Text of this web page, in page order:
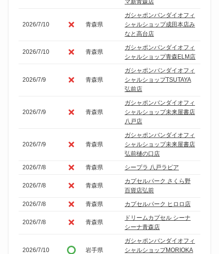
2026/7/10 青森県
ガシャポンバンダイオフィ
シャルショップ成田本店み
なと高台店
2026/7/10 青森県
ガシャポンバンダイオフィ
シャルショップ青森ELM店
2026/7/9 青森県
ガシャポンバンダイオフィ
シャルショップTSUTAYA
弘前店
2026/7/9 青森県
ガシャポンバンダイオフィ
シャルショップ未来屋書店
八戸店
2026/7/9 青森県
ガシャポンバンダイオフィ
シャルショップ未来屋書店
弘前樋の口店
2026/7/8
青森県 シープラ 八戸ラピア
2026/7/8 青森県
カプセルパーク さくら野
百貨店弘前
2026/7/8
青森県 カプセルパーク ヒロロ店
2026/7/8 青森県
ドリームカプセル シーナ
シーナ青森店
2026/7/10 岩手県
ガシャポンバンダイオフィ
シャルショップMORIOKA